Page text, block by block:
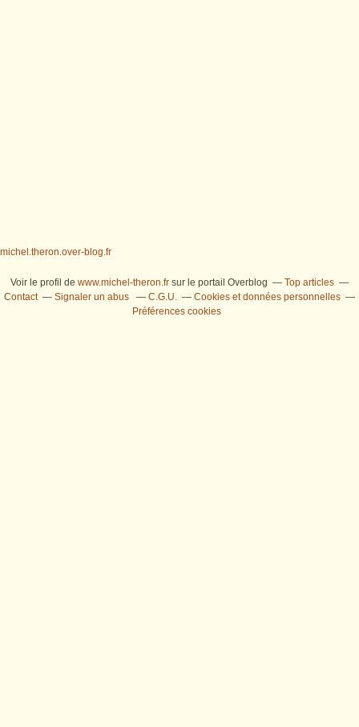
michel.theron.over-blog.fr
Voir le profil de www.michel-theron.fr sur le portail Overblog
Top articles
Contact
Signaler un abus C.G.U.
Cookies et données personnelles
Préférences cookies